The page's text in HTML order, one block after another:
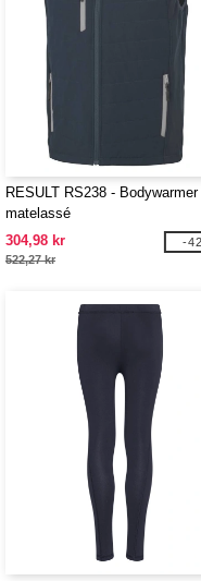
RESULT RS238 - Bodywarmer
matelassé
304,98 kr
522,27 kr
-